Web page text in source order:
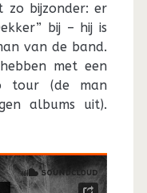
zo bijzonder: er
bij – hij is
van de band.
met een
tour (de man
albums uit).